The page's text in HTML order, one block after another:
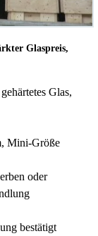
Glaspreis,
Glas,
Mini-Größe
oder
bestätigt